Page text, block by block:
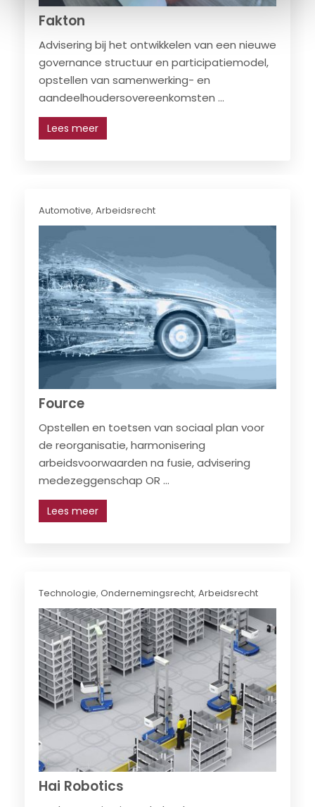
Fakton
Advisering bij het ontwikkelen van een nieuwe
governance structuur en participatiemodel,
opstellen van samenwerking- en
aandeelhoudersovereenkomsten ...
Lees meer
Automotive, Arbeidsrecht
Fource
Opstellen en toetsen van sociaal plan voor
de reorganisatie, harmonisering
arbeidsvoorwaarden na fusie, advisering
medezeggenschap OR ...
Lees meer
Technologie, Ondernemingsrecht, Arbeidsrecht
Hai Robotics